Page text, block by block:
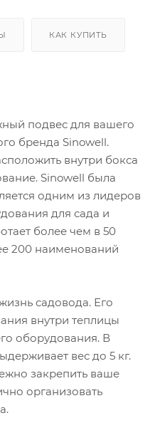
КАК КУПИТЬ
подвес для вашего
бренда Sinowell.
внутри бокса
Sinowell была
одним из лидеров
для сада и
более чем в 50
200 наименований
садовода. Его
внутри теплицы
оборудования. В
вес до 5 кг.
закрепить ваше
организовать